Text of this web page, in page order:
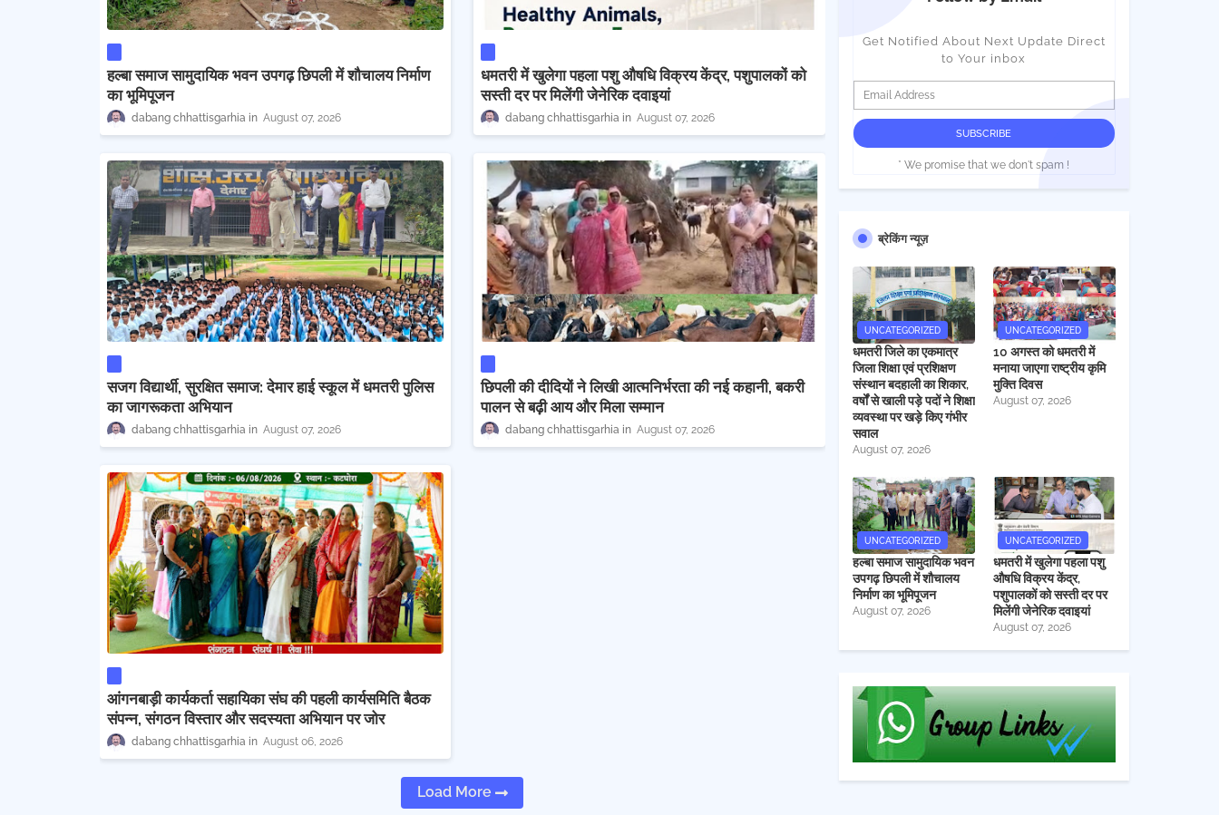
हल्बा समाज सामुदायिक भवन उपगढ़ छिपली में शौचालय निर्माण
का भूमिपूजन
dabang chhattisgarhia August 07, 2026
धमतरी में खुलेगा पहला पशु औषधि विक्रय केंद्र, पशुपालकों को
सस्ती दर पर मिलेंगी जेनेरिक दवाइयां
dabang chhattisgarhia August 07, 2026
सजग विद्यार्थी, सुरक्षित समाज: देमार हाई स्कूल में धमतरी पुलिस
का जागरूकता अभियान
dabang chhattisgarhia August 07, 2026
छिपली की दीदियों ने लिखी आत्मनिर्भरता की नई कहानी, बकरी
पालन से बढ़ी आय और मिला सम्मान
dabang chhattisgarhia August 07, 2026
आंगनबाड़ी कार्यकर्ता सहायिका संघ की पहली कार्यसमिति बैठक
संपन्न, संगठन विस्तार और सदस्यता अभियान पर जोर
dabang chhattisgarhia August 06, 2026
Load More
Get Notified About Next Update Direct
to Your inbox
* We promise that we don't spam !
ब्रेकिंग न्यूज़
UNCATEGORIZED
धमतरी जिले का एकमात्र
जिला शिक्षा एवं प्रशिक्षण
संस्थान बदहाली का शिकार,
वर्षों से खाली पड़े पदों ने शिक्षा
व्यवस्था पर खड़े किए गंभीर
सवाल
August 07, 2026
UNCATEGORIZED
10 अगस्त को धमतरी में
मनाया जाएगा राष्ट्रीय कृमि
मुक्ति दिवस
August 07, 2026
UNCATEGORIZED
हल्बा समाज सामुदायिक भवन
उपगढ़ छिपली में शौचालय
निर्माण का भूमिपूजन
August 07, 2026
UNCATEGORIZED
धमतरी में खुलेगा पहला पशु
औषधि विक्रय केंद्र,
पशुपालकों को सस्ती दर पर
मिलेंगी जेनेरिक दवाइयां
August 07, 2026